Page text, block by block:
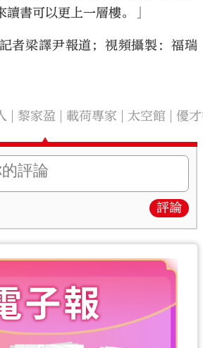
書可以更上一層樓。」
者梁譯尹報道；視頻攝製：福瑞
黎家盈 載荷專家 太空館 優
評論